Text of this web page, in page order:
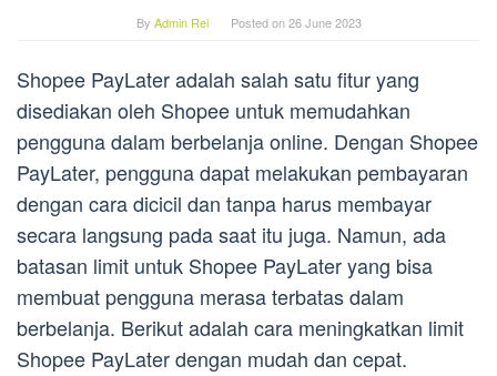
By Admin Rei Posted on26 June 2023
Shopee PayLater adalah salah satu fitur yang
disediakan oleh Shopee untuk memudahkan
pengguna dalam berbelanja online. Dengan Shopee
PayLater, pengguna dapat melakukan pembayaran
dengan cara dicicil dan tanpa harus membayar
secara langsung pada saat itu juga. Namun, ada
batasan limit untuk Shopee PayLater yang bisa
membuat pengguna merasa terbatas dalam
berbelanja. Berikut adalah cara meningkatkan limit
Shopee PayLater dengan mudah dan cepat.